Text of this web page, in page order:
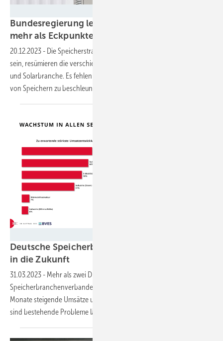
Bundesregierung legt Speicherstrategie vor –
mehr als Eckpunkte sind es aber
20.12.2023 - Die Speicherstrategie könne nur ein erster Aufschlag
sein, resümieren die verschiedenen Verbände aus Energie-, Speicher-
und Solarbranche. Es fehlen konkrete Maßnahmen, um den Ausbau
von Speichern zu beschleunigen.
Deutsche Speicherbranche sieht zuversichtlich
in dieZukunft
31.03.2023 - Mehr als zwei Drittel der Mitgliedsunternehmen des
Speicherbranchenverbandes BVES erwarten für die kommenden
Monate steigende Umsätze und wachsende Nachfrage. Allerdings
sind bestehende Probleme längst nicht vom